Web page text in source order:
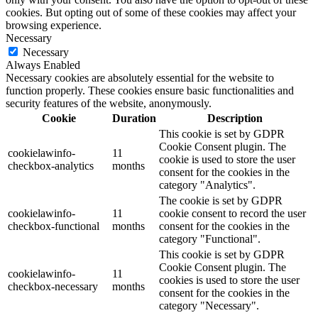
cookies. But opting out of some of these cookies may affect your
browsing experience.
Necessary
Necessary
Always Enabled
Necessary cookies are absolutely essential for the website to
function properly. These cookies ensure basic functionalities and
security features of the website, anonymously.
Cookie
Duration Description
cookielawinfo-
checkbox-analytics
11
months
This cookie is set by GDPR
Cookie Consent plugin. The
cookie is used to store the user
consent for the cookies in the
category "Analytics".
cookielawinfo-
checkbox-functional
11
months
The cookie is set by GDPR
cookie consent to record the user
consent for the cookies in the
category "Functional".
cookielawinfo-
checkbox-necessary
11
months
This cookie is set by GDPR
Cookie Consent plugin. The
cookies is used to store the user
consent for the cookies in the
category "Necessary".